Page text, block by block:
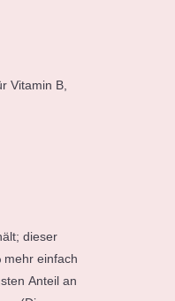
Vitamin B,
dieser
mehr einfach
Anteil an